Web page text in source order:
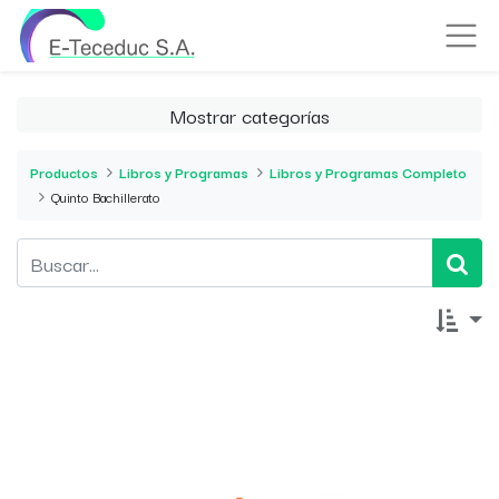
Mostrar categorías
Productos Libros y Programas
Libros y Programas Completo
Quinto Bachillerato